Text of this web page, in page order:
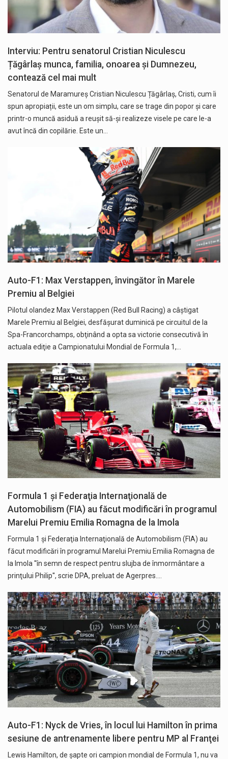
Interviu: Pentru senatorul Cristian Niculescu
Țăgârlaș munca, familia, onoarea și Dumnezeu,
contează cel mai mult
Senatorul de Maramureș Cristian Niculescu Țăgârlaș, Cristi, cum îi
spun apropiații, este un om simplu, care se trage din popor și care
printr-o muncă asiduă a reușit să-și realizeze visele pe care le-a
avut încă din copilărie. Este un…
Auto-F1: Max Verstappen, învingător în Marele
Premiu al Belgiei
Pilotul olandez Max Verstappen (Red Bull Racing) a câştigat
Marele Premiu al Belgiei, desfăşurat duminică pe circuitul de la
Spa-Francorchamps, obţinând a opta sa victorie consecutivă în
actuala ediţie a Campionatului Mondial de Formula 1,…
Formula 1 şi Federaţia Internaţională de
Automobilism (FIA) au făcut modificări în programul
Marelui Premiu Emilia Romagna de la Imola
Formula 1 şi Federaţia Internaţională de Automobilism (FIA) au
făcut modificări în programul Marelui Premiu Emilia Romagna de
la Imola ''în semn de respect pentru slujba de înmormântare a
prinţului Philip'', scrie DPA, preluat de Agerpres.…
Auto-F1: Nyck de Vries, în locul lui Hamilton în prima
sesiune de antrenamente libere pentru MP al Franţei
Lewis Hamilton, de şapte ori campion mondial de Formula 1, nu va